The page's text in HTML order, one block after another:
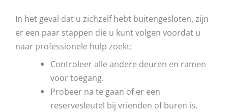
In het geval dat u zichzelf hebt buitengesloten, zijn
er een paar stappen die u kunt volgen voordat u
naar professionele hulp zoekt:
Controleer alle andere deuren en ramen
voor toegang.
Probeer na te gaan of er een
reservesleutel bij vrienden of buren is.